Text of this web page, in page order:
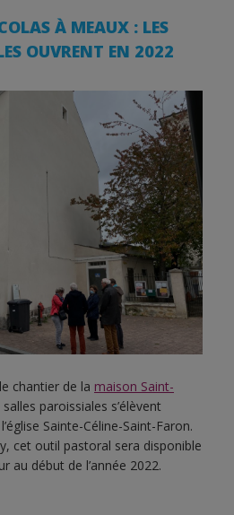
À MEAUX : LES
OUVRENT EN 2022
chantier de la maison Saint-
paroissiales s’élèvent
Sainte-Céline-Saint-Faron.
cet outil pastoral sera disponible
au début de l’année 2022.